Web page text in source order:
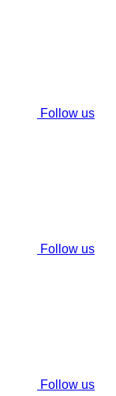
Follow us
Follow us
Follow us